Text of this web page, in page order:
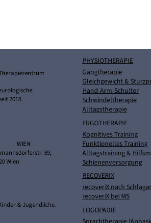
2018.
WIEN
89,
Wien
& Jugendliche.
PHYSIOTHERAPIE
Gangtherapie
Gleichgewicht &
Hand-Arm-Schulter
Schwindeltherapie
Alltagstherapie
ERGOTHERAPIE
Kognitives Training
Funktionelles Training
Alltagstraining &
Schienenversorgung
RECOVERIX
recoveriX nach
recoveriX bei MS
LOGOPÄDIE